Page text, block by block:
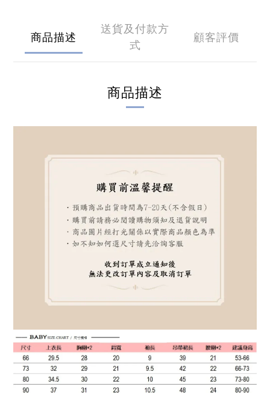
商品描述
送貨及付款方
式
顧客評價
商品描述